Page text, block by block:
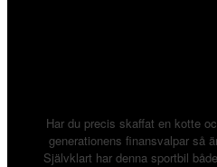
Har du precis skaffat en kotte
generationens finansvalpar så
Självklart har denna sportbil